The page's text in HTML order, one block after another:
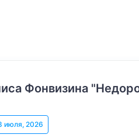
Фонвизина
июля, 2026